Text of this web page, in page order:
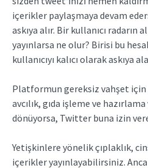
içerikler paylaşmaya devam
askıya alır. Bir kullanıcı
yayınlarsa ne olur? Birisi bu
kullanıcıyı kalıcı olarak askıya
Platformun gereksiz vahşet için
avcılık, gıda işleme ve
dönüyorsa, Twitter buna izin
Yetişkinlere yönelik çıplaklık,
içerikler yayınlayabilirsiniz.